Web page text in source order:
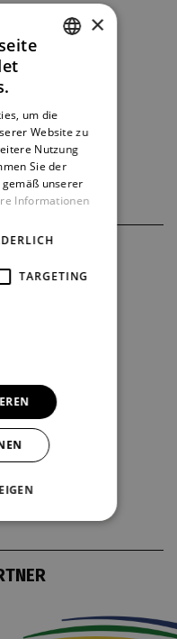
Aufführung
GERMAN
×
um die
Website zu
Nutzung
Sie der
gemäß unserer
Informationen
TARGETING